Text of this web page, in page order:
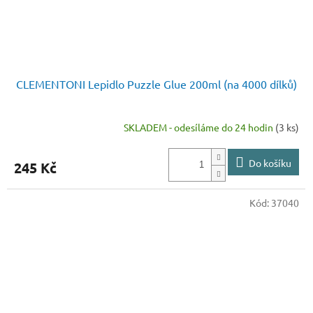
CLEMENTONI Lepidlo Puzzle Glue 200ml (na 4000 dílků)
SKLADEM - odesíláme do 24 hodin (3 ks)
245 Kč Do košíku
Kód: 37040